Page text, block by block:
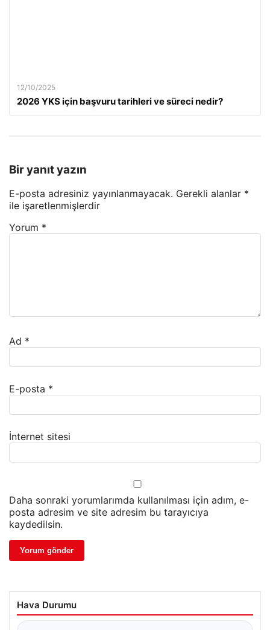
12/10/2025
2026 YKS için başvuru tarihleri ve süreci nedir?
Bir yanıt yazın
E-posta adresiniz yayınlanmayacak. Gerekli alanlar *
ile işaretlenmişlerdir
Yorum *
Ad *
E-posta *
İnternet sitesi
Daha sonraki yorumlarımda kullanılması için adım, e-
posta adresim ve site adresim bu tarayıcıya
kaydedilsin.
Hava Durumu